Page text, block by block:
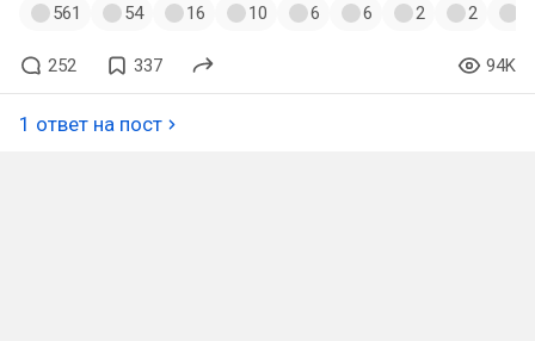
561 54 16 10 6 6 2 2
252 337 94K
1 ответ на пост